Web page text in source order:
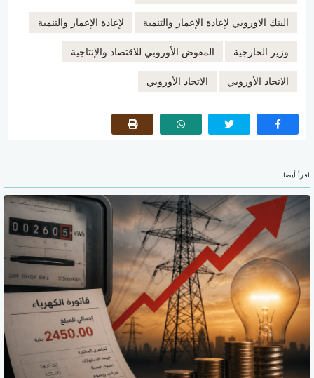
البنك الاوروبي لإعادة الإعمار والتنمية لإعادة الإعمار والتنمية
وزير الخارجية المفوض الأوروبي للاقتصاد والإنتاجية
الاتحاد الأوروبي الاتحاد الأوروبي
اقرأ أيضا